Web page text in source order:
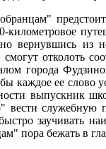
километровое
вернувшись из
отколоть
города
каждое ее слово
выпускник
вести служебную
заучивать
пора бежать в